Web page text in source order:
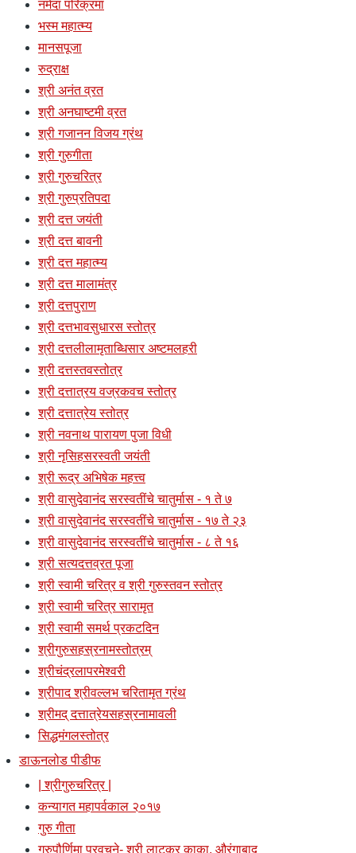
नर्मदा परिक्रमा
भस्म महात्म्य
मानसपूजा
रुद्राक्ष
श्री अनंत व्रत
श्री अनघाष्टमी व्रत
श्री गजानन विजय ग्रंथ
श्री गुरुगीता
श्री गुरुचरित्र
श्री गुरुप्रतिपदा
श्री दत्त जयंती
श्री दत्त बावनी
श्री दत्त महात्म्य
श्री दत्त मालामंत्र
श्री दत्तपुराण
श्री दत्तभावसुधारस स्तोत्र
श्री दत्तलीलामृताब्धिसार अष्टमलहरी
श्री दत्तस्तवस्तोत्र
श्री दत्तात्रय वज्रकवच स्तोत्र
श्री दत्तात्रेय स्तोत्र
श्री नवनाथ पारायण पुजा विधी
श्री नृसिहसरस्वती जयंती
श्री रूद्र अभिषेक महत्त्व
श्री वासुदेवानंद सरस्वतींचे चातुर्मास - १ ते ७
श्री वासुदेवानंद सरस्वतींचे चातुर्मास - १७ ते २३
श्री वासुदेवानंद सरस्वतींचे चातुर्मास - ८ ते १६
श्री सत्यदत्तव्रत पूजा
श्री स्वामी चरित्र व श्री गुरुस्तवन स्तोत्र
श्री स्वामी चरित्र सारामृत
श्री स्वामी समर्थ प्रकटदिन
श्रीगुरुसहस्रनामस्तोत्रम्
श्रीचंद्रलापरमेश्वरी
श्रीपाद श्रीवल्लभ चरितामृत ग्रंथ
श्रीमद् दत्तात्रेयसहस्रनामावली
सिद्धमंगलस्तोत्र
डाऊनलोड पीडीफ
| श्रीगुरुचरित्र |
कन्यागत महापर्वकाल २०१७
गुरु गीता
गुरुपौर्णिमा प्रवचने- श्री लाटकर काका, औरंगाबाद